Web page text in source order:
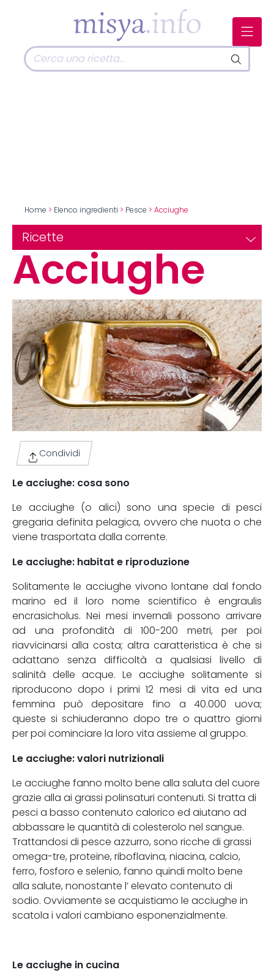
Home > Elenco ingredienti > Pesce > Acciughe
Ricette
Acciughe
Condividi
Le acciughe: cosa sono
Le acciughe (o alici) sono una specie di pesci
gregaria definita pelagica, ovvero che nuota o che
viene trasportata dalla corrente.
Le acciughe: habitat e riproduzione
Solitamente le acciughe vivono lontane dal fondo
marino ed il loro nome scientifico è engraulis
encrasicholus. Nei mesi invernali possono arrivare
ad una profondità di 100-200 metri, per poi
riavvicinarsi alla costa; altra caratteristica è che si
adattano senza difficoltà a qualsiasi livello di
salinità delle acque. Le acciughe solitamente si
riproducono dopo i primi 12 mesi di vita ed una
femmina può depositare fino a 40.000 uova;
queste si schiuderanno dopo tre o quattro giorni
per poi cominciare la loro vita assieme al gruppo.
Le acciughe: valori nutrizionali
Le acciughe fanno molto bene alla saluta del cuore
grazie alla ai grassi polinsaturi contenuti. Si tratta di
pesci a basso contenuto calorico ed aiutano ad
abbassare le quantità di colesterolo nel sangue.
Trattandosi di pesce azzurro, sono ricche di grassi
omega-tre, proteine, riboflavina, niacina, calcio,
ferro, fosforo e selenio, fanno quindi molto bene
alla salute, nonostante l’ elevato contenuto di
sodio. Ovviamente se acquistiamo le acciughe in
scatola i valori cambiano esponenzialmente.
Le acciughe in cucina